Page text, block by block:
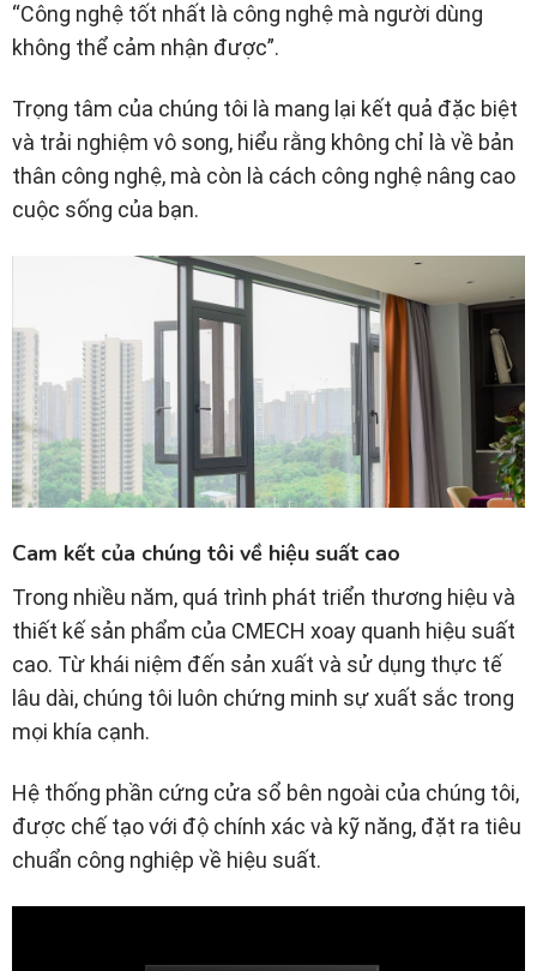
“Công nghệ tốt nhất là công nghệ mà người dùng
không thể cảm nhận được”.
Trọng tâm của chúng tôi là mang lại kết quả đặc biệt
và trải nghiệm vô song, hiểu rằng không chỉ là về bản
thân công nghệ, mà còn là cách công nghệ nâng cao
cuộc sống của bạn.
Cam kết của chúng tôi về hiệu suất cao
Trong nhiều năm, quá trình phát triển thương hiệu và
thiết kế sản phẩm của CMECH xoay quanh hiệu suất
cao. Từ khái niệm đến sản xuất và sử dụng thực tế
lâu dài, chúng tôi luôn chứng minh sự xuất sắc trong
mọi khía cạnh.
Hệ thống phần cứng cửa sổ bên ngoài của chúng tôi,
được chế tạo với độ chính xác và kỹ năng, đặt ra tiêu
chuẩn công nghiệp về hiệu suất.